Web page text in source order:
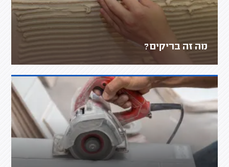
מה זה בריקים?